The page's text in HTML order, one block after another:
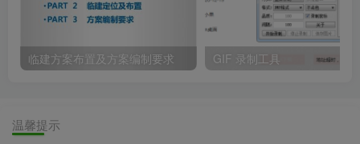
临建方案布置及方案编制要求 GIF 录制工具
温馨提示